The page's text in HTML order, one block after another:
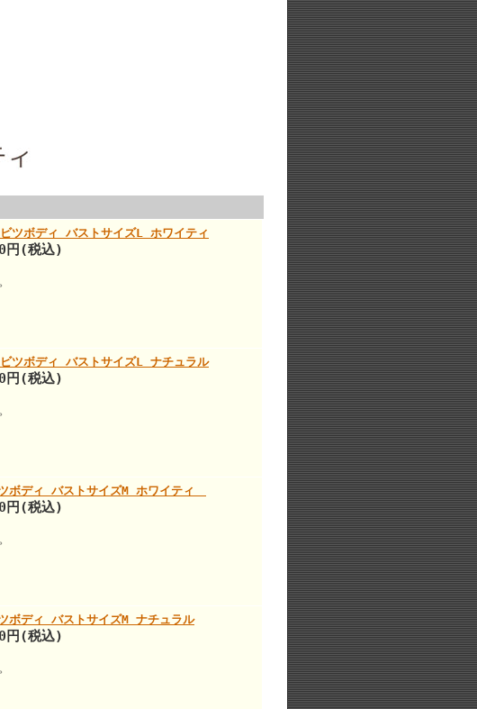
ツボディ バストサイズL ホワイティ
円(税込)
ツボディ バストサイズL ナチュラル
円(税込)
ボディ バストサイズM ホワイティ
円(税込)
ボディ バストサイズM ナチュラル
円(税込)